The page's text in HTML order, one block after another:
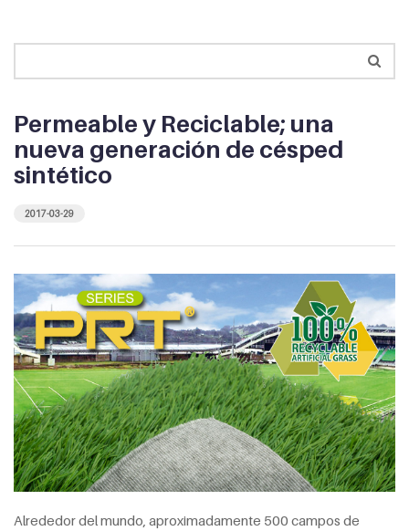
Permeable y Reciclable; una
nueva generación de césped
sintético
2017-03-29
Alrededor del mundo, aproximadamente 500 campos de